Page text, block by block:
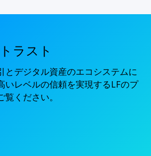
ラスト
とデジタル資産のエコシステムに
いレベルの信頼を実現するLFのプ
ください。